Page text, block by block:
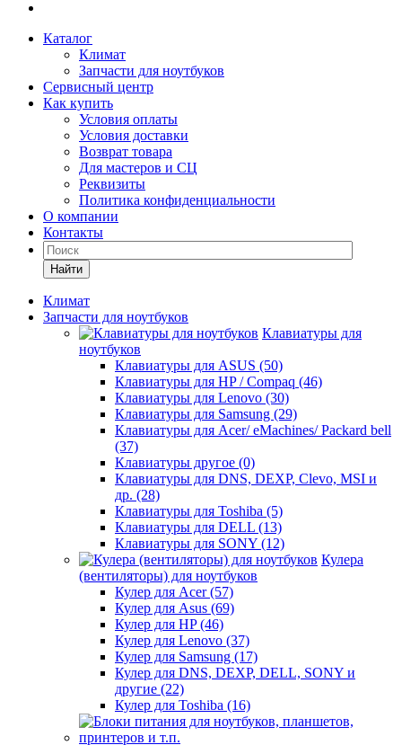
Каталог
Климат
Запчасти для ноутбуков
Сервисный центр
Как купить
Условия оплаты
Условия доставки
Возврат товара
Для мастеров и СЦ
Реквизиты
Политика конфиденциальности
О компании
Контакты
Найти
Климат
Запчасти для ноутбуков
Клавиатуры для
ноутбуков
Клавиатуры для ASUS (50)
Клавиатуры для HP / Compaq (46)
Клавиатуры для Lenovo (30)
Клавиатуры для Samsung (29)
Клавиатуры для Acer/ eMachines/ Packard bell
(37)
Клавиатуры другое (0)
Клавиатуры для DNS, DEXP, Clevo, MSI и
др. (28)
Клавиатуры для Toshiba (5)
Клавиатуры для DELL (13)
Клавиатуры для SONY (12)
Кулера
(вентиляторы) для ноутбуков
Кулер для Acer (57)
Кулер для Asus (69)
Кулер для HP (46)
Кулер для Lenovo (37)
Кулер для Samsung (17)
Кулер для DNS, DEXP, DELL, SONY и
другие (22)
Кулер для Toshiba (16)